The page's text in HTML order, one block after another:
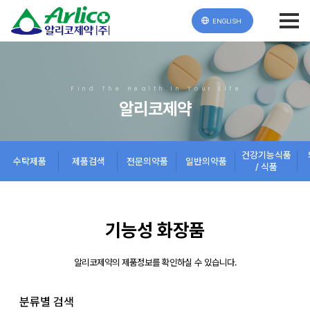
ENGLISH
Find The Health In Your Life
알리코제약
수탁제품 제품검색 전문의약품 일반의약품
건강기능식품
/ 식품
기능성 화장품
알리코제약의 제품정보를 확인하실 수 있습니다.
분류별 검색